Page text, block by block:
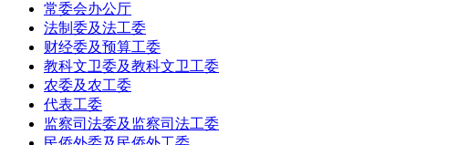
常委会办公厅
法制委及法工委
财经委及预算工委
教科文卫委及教科文卫工委
农委及农工委
代表工委
监察司法委及监察司法工委